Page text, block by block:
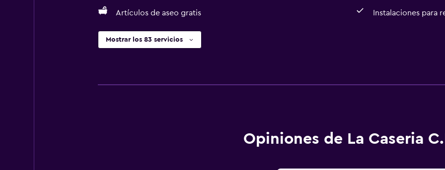
Artículos de aseo gratis Instalaciones para
Mostrar los 83 servicios
Opiniones de La Caseria